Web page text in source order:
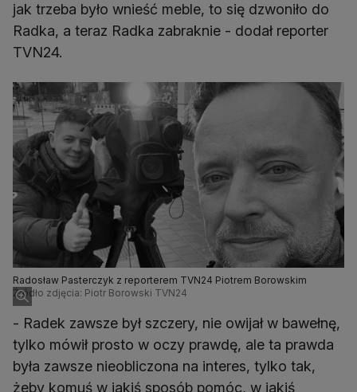
jak trzeba było wnieść meble, to się dzwoniło do
Radka, a teraz Radka zabraknie - dodał reporter
TVN24.
Radosław Pasterczyk z reporterem TVN24 Piotrem Borowskim
Źródło zdjęcia: Piotr Borowski TVN24
- Radek zawsze był szczery, nie owijał w bawełnę,
tylko mówił prosto w oczy prawdę, ale ta prawda
była zawsze nieobliczona na interes, tylko tak,
żeby komuś w jakiś sposób pomóc, w jakiś